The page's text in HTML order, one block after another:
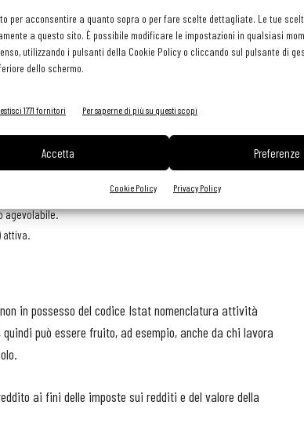
per acconsentire a quanto sopra o per fare scelte dettagliate. Le tue
a questo sito. È possibile modificare le impostazioni in qualsiasi
utilizzando i pulsanti della Cookie Policy o cliccando sul pulsante di
dello schermo.
1771 fornitori Per saperne di più su questi scopi
Accetta Preferenze
Cookie Policy Privacy Policy
vantaggio né penalizzazione perché l’importo
godimento dei diritti civili;
subordinato (questi, però, difficilmente sosterranno spese per
Iva per attività di cuoco professionista autonomo svolta
agevolabile.
attiva.
in possesso del codice Istat nomenclatura attività
può essere fruito, ad esempio, anche da chi lavora
ai fini delle imposte sui redditi e del valore della